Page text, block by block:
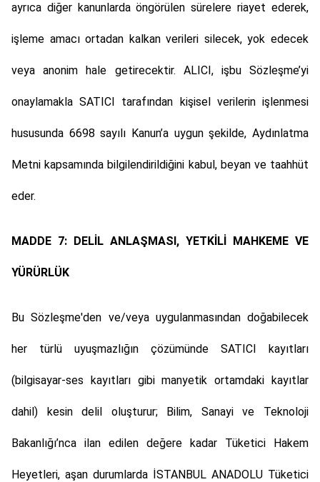
ayrıca diğer kanunlarda öngörülen sürelere riayet ederek,
işleme amacı ortadan kalkan verileri silecek, yok edecek
veya anonim hale getirecektir. ALICI, işbu Sözleşme’yi
onaylamakla SATICI tarafından kişisel verilerin işlenmesi
hususunda 6698 sayılı Kanun’a uygun şekilde, Aydınlatma
Metni kapsamında bilgilendirildiğini kabul, beyan ve taahhüt
eder.
MADDE 7: DELİL ANLAŞMASI, YETKİLİ MAHKEME VE
YÜRÜRLÜK
Bu Sözleşme'den ve/veya uygulanmasından doğabilecek
her türlü uyuşmazlığın çözümünde SATICI kayıtları
(bilgisayar-ses kayıtları gibi manyetik ortamdaki kayıtlar
dahil) kesin delil oluşturur; Bilim, Sanayi ve Teknoloji
Bakanlığı’nca ilan edilen değere kadar Tüketici Hakem
Heyetleri, aşan durumlarda İSTANBUL ANADOLU Tüketici